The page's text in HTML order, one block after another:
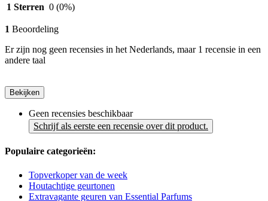
1 Sterren 0 (0%)
1 Beoordeling
Er zijn nog geen recensies in het Nederlands, maar 1 recensie in een
andere taal
Bekijken
Geen recensies beschikbaar
Schrijf als eerste een recensie over dit product.
Populaire categorieën:
Topverkoper van de week
Houtachtige geurtonen
Extravagante geuren van Essential Parfums